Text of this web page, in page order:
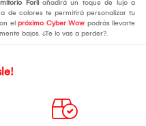
Forli añadirá un toque de lujo a
de colores te permitirá personalizar tu
el próximo Cyber Wow podrás llevarte
bajos. ¿Te lo vas a perder?.